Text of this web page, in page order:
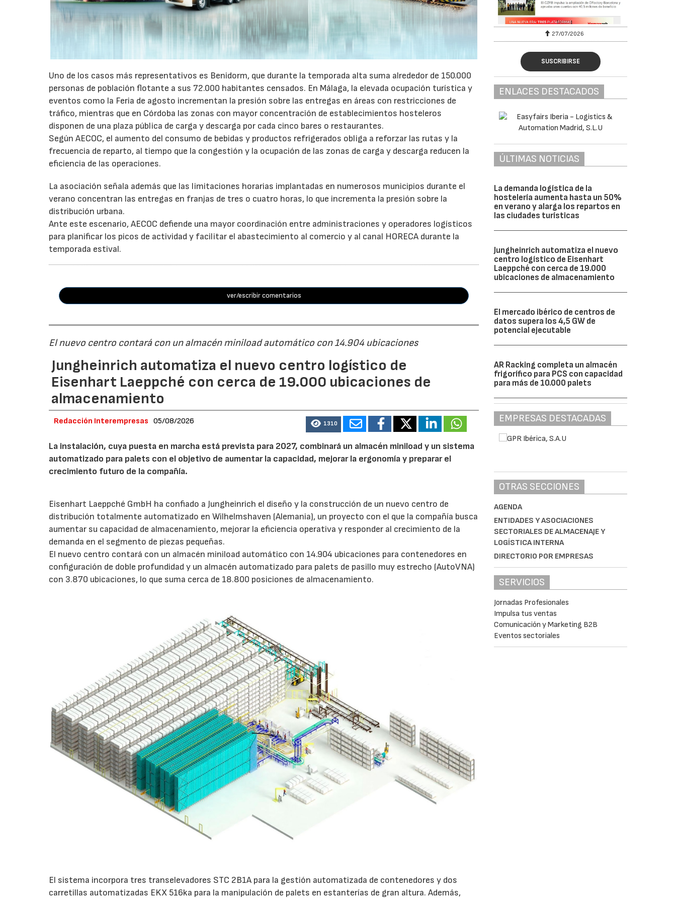
Uno de los casos más representativos es Benidorm, que durante la temporada alta suma alrededor de 150.000
personas de población flotante a sus 72.000 habitantes censados. En Málaga, la elevada ocupación turística y
eventos como la Feria de agosto incrementan la presión sobre las entregas en áreas con restricciones de
tráfico, mientras que en Córdoba las zonas con mayor concentración de establecimientos hosteleros
disponen de una plaza pública de carga y descarga por cada cinco bares o restaurantes.
Según AECOC, el aumento del consumo de bebidas y productos refrigerados obliga a reforzar las rutas y la
frecuencia de reparto, al tiempo que la congestión y la ocupación de las zonas de carga y descarga reducen la
eficiencia de las operaciones.
La asociación señala además que las limitaciones horarias implantadas en numerosos municipios durante el
verano concentran las entregas en franjas de tres o cuatro horas, lo que incrementa la presión sobre la
distribución urbana.
Ante este escenario, AECOC defiende una mayor coordinación entre administraciones y operadores logísticos
para planificar los picos de actividad y facilitar el abastecimiento al comercio y al canal HORECA durante la
temporada estival.
ver/escribir comentarios
El nuevo centro contará con un almacén miniload automático con 14.904 ubicaciones
Jungheinrich automatiza el nuevo centro logístico de
Eisenhart Laeppché con cerca de 19.000 ubicaciones de
almacenamiento
Redacción Interempresas 05/08/2026 1310
La instalación, cuya puesta en marcha está prevista para 2027, combinará un almacén miniload y un sistema
automatizado para palets con el objetivo de aumentar la capacidad, mejorar la ergonomía y preparar el
crecimiento futuro de la compañía.
Eisenhart Laeppché GmbH ha confiado a Jungheinrich el diseño y la construcción de un nuevo centro de
distribución totalmente automatizado en Wilhelmshaven (Alemania), un proyecto con el que la compañía busca
aumentar su capacidad de almacenamiento, mejorar la eficiencia operativa y responder al crecimiento de la
demanda en el segmento de piezas pequeñas.
El nuevo centro contará con un almacén miniload automático con 14.904 ubicaciones para contenedores en
configuración de doble profundidad y un almacén automatizado para palets de pasillo muy estrecho (AutoVNA)
con 3.870 ubicaciones, lo que suma cerca de 18.800 posiciones de almacenamiento.
El sistema incorpora tres transelevadores STC 2B1A para la gestión automatizada de contenedores y dos
carretillas automatizadas EKX 516ka para la manipulación de palets en estanterías de gran altura. Además,
27/07/2026
SUSCRIBIRSE
ENLACES DESTACADOS
ÚLTIMAS NOTICIAS
La demanda logística de la
hostelería aumenta hasta un 50%
en verano y alarga los repartos en
las ciudades turísticas
Jungheinrich automatiza el nuevo
centro logístico de Eisenhart
Laeppché con cerca de 19.000
ubicaciones de almacenamiento
El mercado ibérico de centros de
datos supera los 4,5 GW de
potencial ejecutable
AR Racking completa un almacén
frigorífico para PCS con capacidad
para más de 10.000 palets
EMPRESAS DESTACADAS
OTRAS SECCIONES
AGENDA
ENTIDADES Y ASOCIACIONES
SECTORIALES DE ALMACENAJE Y
LOGÍSTICA INTERNA
DIRECTORIO POR EMPRESAS
SERVICIOS
Jornadas Profesionales
Impulsa tus ventas
Comunicación y Marketing B2B
Eventos sectoriales